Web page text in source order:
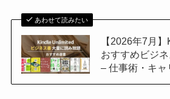
あわせて読みたい
【2026年7月
おすすめビジ
– 仕事術・キ